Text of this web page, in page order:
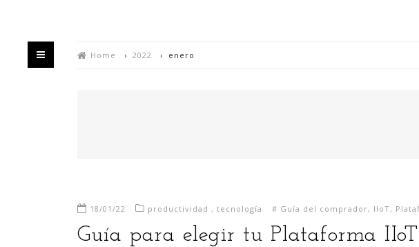
Bienvenido/a a mi blog,
Home › 2022 › enero
18/01/22 productividad , tecnología # Guía del comprador, IIoT,
Guía para elegir tu Plataforma IIoT